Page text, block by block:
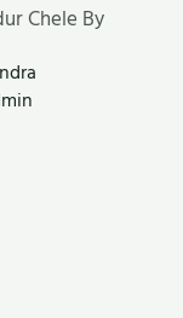
Chele By